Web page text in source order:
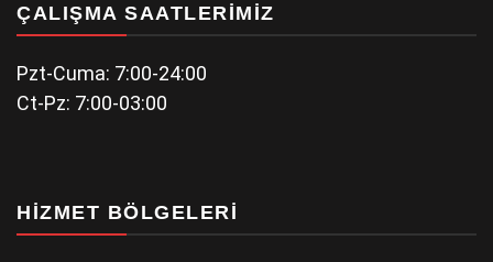
ÇALIŞMA SAATLERIMIZ
Pzt-Cuma: 7:00-24:00
Ct-Pz: 7:00-03:00
HIZMET BÖLGELERI